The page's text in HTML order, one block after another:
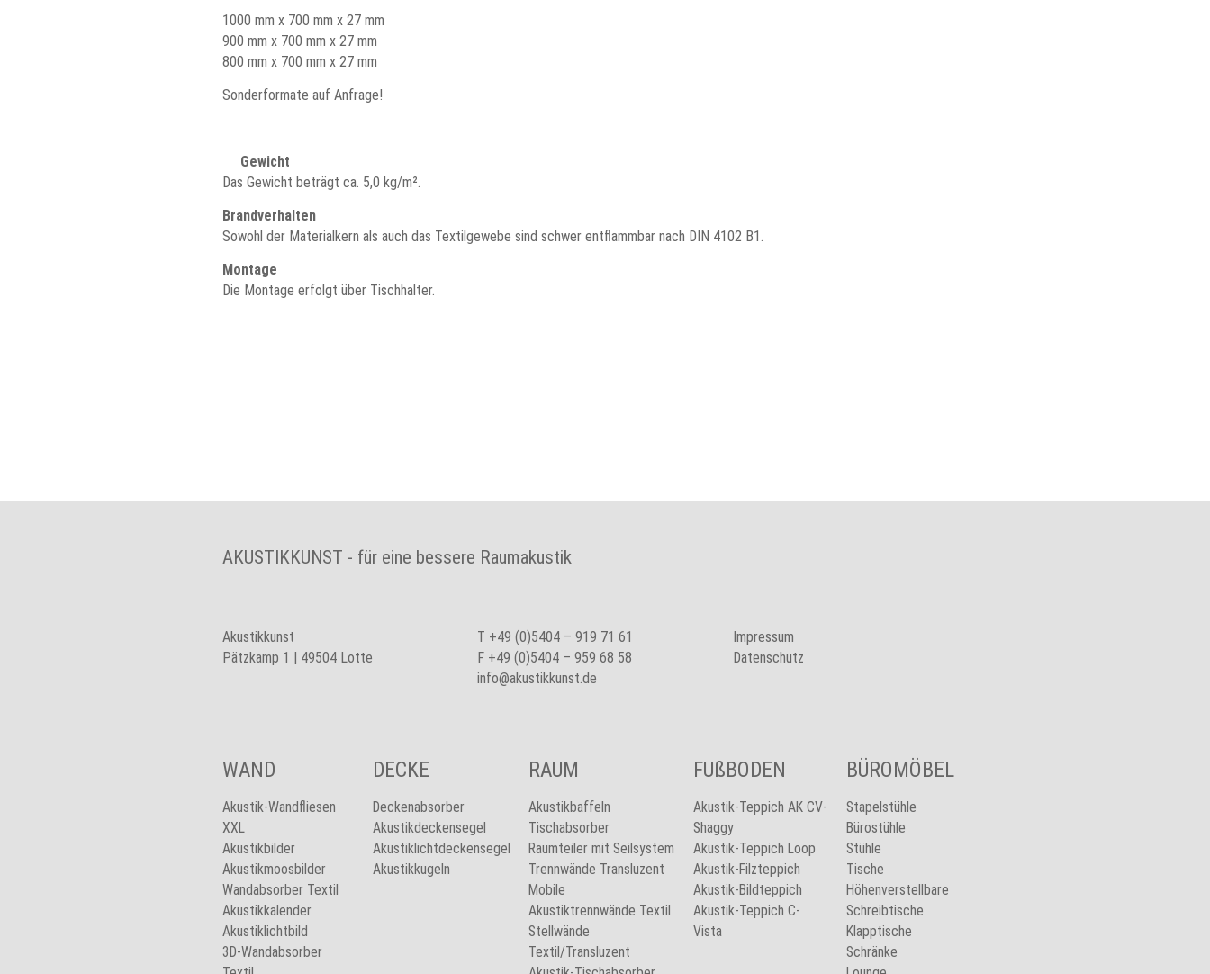
1000 mm x 700 mm x 27 mm
900 mm x 700 mm x 27 mm
800 mm x 700 mm x 27 mm
Sonderformate auf Anfrage!
Gewicht
Das Gewicht beträgt ca. 5,0 kg/m².
Brandverhalten
Sowohl der Materialkern als auch das Textilgewebe sind schwer entflammbar nach DIN 4102 B1.
Montage
Die Montage erfolgt über Tischhalter.
AKUSTIKKUNST - für eine bessere Raumakustik
Akustikkunst
Pätzkamp 1 | 49504 Lotte
T +49 (0)5404 – 919 71 61
F +49 (0)5404 – 959 68 58
info@akustikkunst.de
Impressum
Datenschutz
WAND
Akustik-Wandfliesen
XXL
Akustikbilder
Akustikmoosbilder
Wandabsorber Textil
Akustikkalender
Akustiklichtbild
3D-Wandabsorber
DECKE
Deckenabsorber
Akustikdeckensegel
Akustiklichtdeckensegel
Akustikkugeln
RAUM
Akustikbaffeln
Tischabsorber
Raumteiler mit Seilsystem
Trennwände Transluzent
Mobile
Akustiktrennwände Textil
Stellwände
Textil/Transluzent
FUßBODEN
Akustik-Teppich AK CV-
Shaggy
Akustik-Teppich Loop
Akustik-Filzteppich
Akustik-Bildteppich
Akustik-Teppich C-
Vista
BÜROMÖBEL
Stapelstühle
Bürostühle
Stühle
Tische
Höhenverstellbare
Schreibtische
Klapptische
Schränke